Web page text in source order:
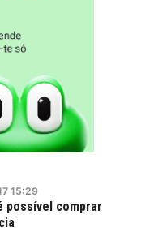
15:29
possível comprar